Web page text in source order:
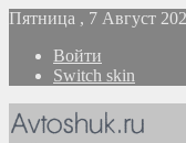
Пятница , 7 Август
Войти
Switch skin